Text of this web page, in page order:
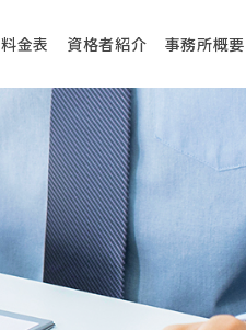
料金表 資格者紹介 事務所概要